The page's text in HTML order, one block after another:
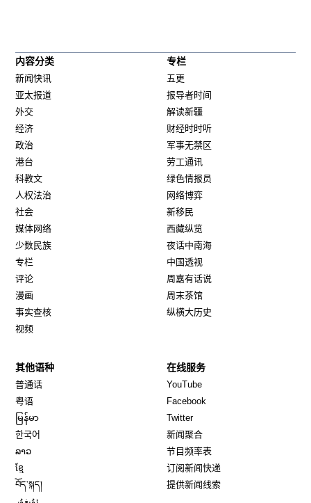
内容分类
新闻快讯
亚太报道
外交
经济
政治
港台
科教文
人权法治
社会
媒体网络
少数民族
专栏
评论
漫画
事实查核
视频
专栏
五更
报导者时间
解读新疆
财经时时听
军事无禁区
劳工通讯
绿色情报员
网络博弈
新移民
西藏纵览
夜话中南海
中国透视
周嘉有话说
周末茶馆
纵横大历史
其他语种
普通话
粤语
မြန်မာ
한국어
ລາວ
ខ្មែ
བོད་སྐད།
在线服务
YouTube
Facebook
TwitterOpens in new window
新闻聚合
节目频率表
订阅新闻快递
提供新闻线索